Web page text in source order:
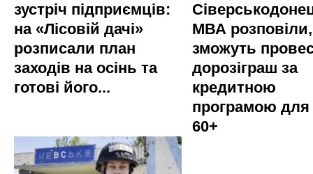
зустріч підприємців:
на «Лісовій дачі»
розписали план
заходів на осінь та
готові його...
МВА
зможуть
дорозіграш за
кредитною
програмою
60+